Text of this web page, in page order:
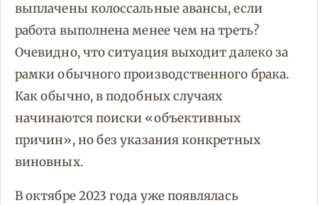
выплачены колоссальные авансы, если
работа выполнена менее чем на треть?
Очевидно, что ситуация выходит далеко за
рамки обычного производственного брака.
Как обычно, в подобных случаях
начинаются поиски «объективных
причин», но без указания конкретных
виновных.
В октябре 2023 года уже появлялась